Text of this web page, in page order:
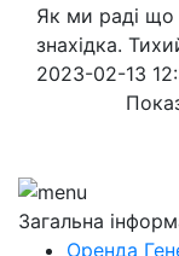
Як ми раді що
знахідка.
2023-02-13
Загальна
Оренда